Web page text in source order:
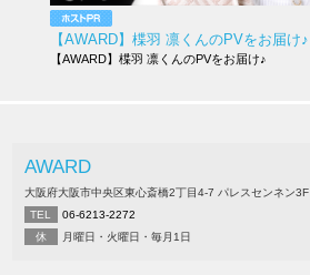
【AWARD】楪羽 凛くんのPVをお届け♪
【AWARD】楪羽 凛くんのPVをお届け♪
AWARD
大阪府大阪市中央区東心斎橋2丁目4-7 パレスセンネン3F
TEL
06-6213-2272
休
月曜日・火曜日・毎月1日